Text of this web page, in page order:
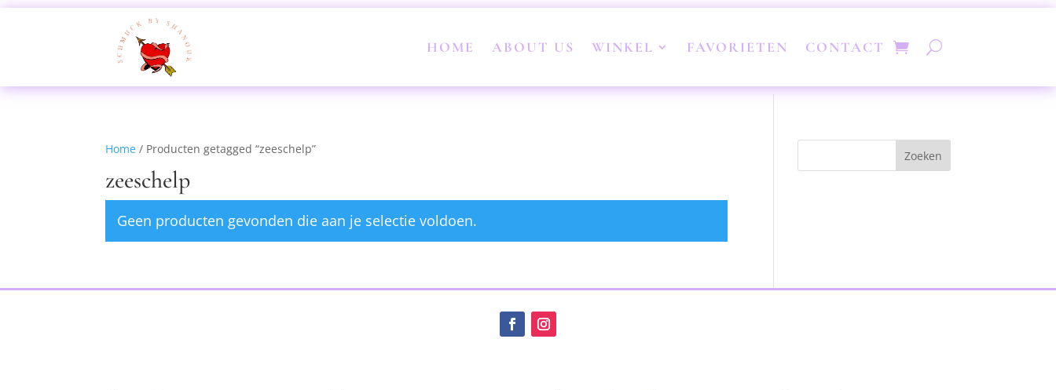
HOME ABOUT US WINKEL FAVORIETEN CONTACT
Home / Producten getagged “zeeschelp”
zeeschelp
Geen producten gevonden die aan je selectie voldoen.